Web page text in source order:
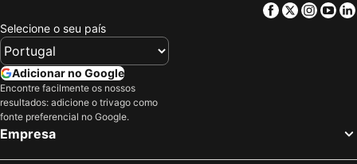
Facebook
Twitter
Selecione o seu país
Adicionar no Google
Encontre facilmente os nossos
resultados: adicione o trivago como
fonte preferencial no Google.
Empresa